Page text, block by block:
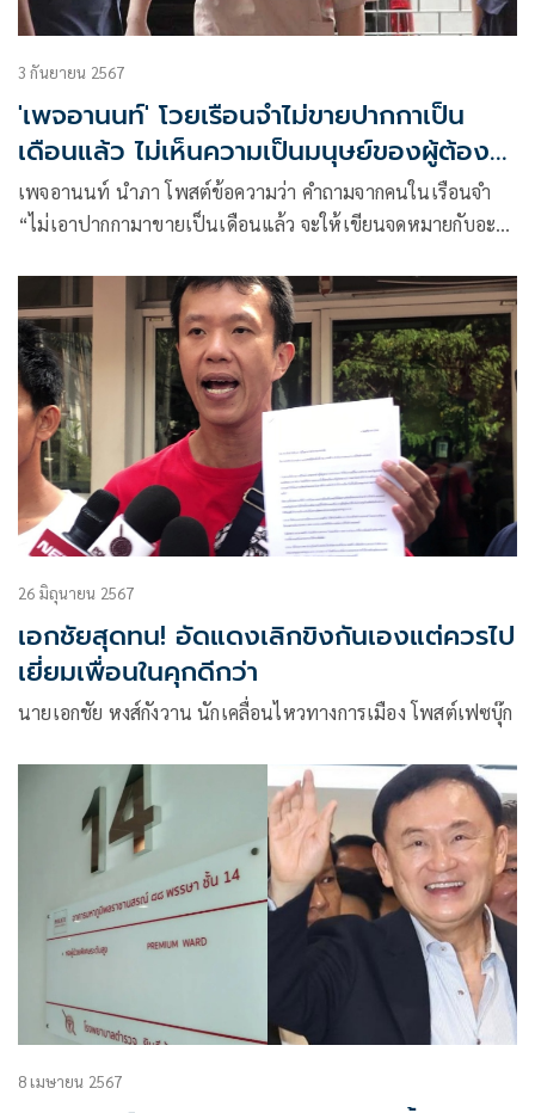
3 กันยายน 2567
'เพจอานนท์' โวยเรือนจำไม่ขายปากกาเป็น
เดือนแล้ว ไม่เห็นความเป็นมนุษย์ของผู้ต้อง
ขัง
เพจอานนท์ นำภา โพสต์ข้อความว่า คำถามจากคนในเรือนจำ
“ไม่เอาปากกามาขายเป็นเดือนแล้ว จะให้เขียนจดหมายกับอะไร
26 มิถุนายน 2567
เอกชัยสุดทน! อัดแดงเลิกขิงกันเองแต่ควรไป
เยี่ยมเพื่อนในคุกดีกว่า
นายเอกชัย หงส์กังวาน นักเคลื่อนไหวทางการเมือง โพสต์เฟซบุ๊ก
8 เมษายน 2567